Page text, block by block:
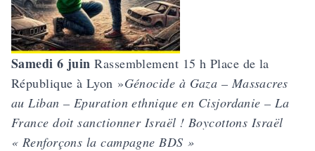
Samedi 6 juin Rassemblement 15 h Place de la
République à Lyon »Génocide à Gaza – Massacres
au Liban – Epuration ethnique en Cisjordanie – La
France doit sanctionner Israël ! Boycottons Israël
« Renforçons la campagne BDS »